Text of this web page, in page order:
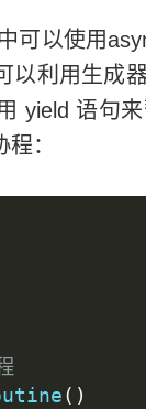
以使用
以利用生成
yield 语句
：
()